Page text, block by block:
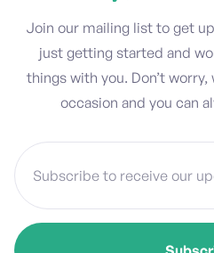
Join our mailing list to get
just getting started and
things with you. Don’t
occasion and you can